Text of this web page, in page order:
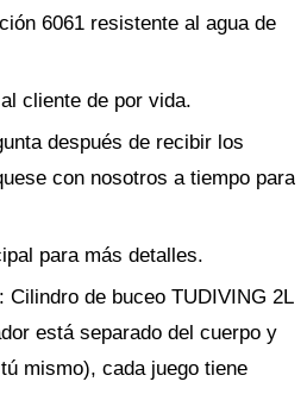
6061 resistente al agua de
cliente de por vida.
después de recibir los
con nosotros a tiempo para
para más detalles.
: Cilindro de buceo TUDIVING 2L
está separado del cuerpo y
mismo), cada juego tiene